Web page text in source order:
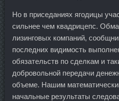
Но в приседаниях ягодицы
сильнее чем квадрицепс.
лизинговых компаний,
последних видимость
обязательств по сделкам и
добровольной передачи
объеме. Нашим
начальные результаты